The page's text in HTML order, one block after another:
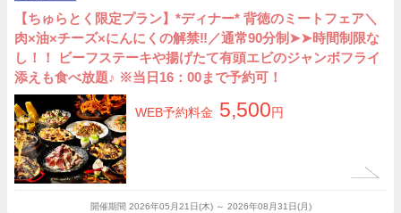
【ちゅらとく限定プラン】*ディナー* 背徳のミートフェア＼
肉×油×チーズ×にんにくの解禁‼︎／通常90分制➤➤時間制限な
し！！ ビーフステーキや揚げたて有頭エビのジャンボフライ
添えも食べ放題♪ ※当日16：00まで予約可！
WEB予約料金 5,500円
開催期間 2026年05月21日(木) ～ 2026年08月31日(月)